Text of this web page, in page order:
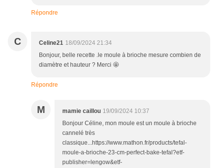
Répondre
C Celine21 18/09/2024 21:34
Bonjour, belle recette .le moule à brioche mesure combien de
diamètre et hauteur ? Merci 🤩
Répondre
M mamie caillou 19/09/2024 10:37
Bonjour Céline, mon moule est un moule à brioche
cannelé très
classique...https://www.mathon.fr/products/tefal-
moule-a-brioche-23-cm-perfect-bake-tefal?etf-
publisher=lengow&etf-